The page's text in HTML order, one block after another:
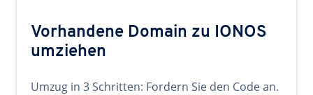
Vorhandene Domain zu IONOS
umziehen
Umzug in 3 Schritten: Fordern Sie den Code an.